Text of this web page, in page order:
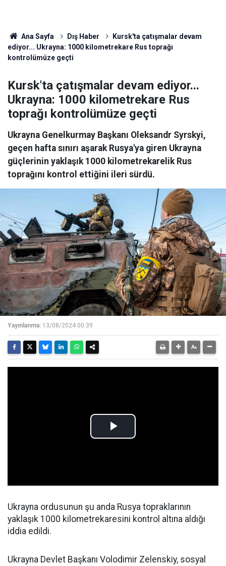
Ana Sayfa Dış Haber
Kursk'ta çatışmalar devam
ediyor... Ukrayna: 1000 kilometrekare Rus toprağı
kontrolümüze geçti
Kursk'ta çatışmalar devam ediyor...
Ukrayna: 1000 kilometrekare Rus
toprağı kontrolümüze geçti
Ukrayna Genelkurmay Başkanı Oleksandr Syrskyi,
geçen hafta sınırı aşarak Rusya'ya giren Ukrayna
güçlerinin yaklaşık 1000 kilometrekarelik Rus
toprağını kontrol ettiğini ileri sürdü.
Yayınlanma: 13/08/2024 00:39
Ukrayna ordusunun şu anda Rusya topraklarının
yaklaşık 1000 kilometrekaresini kontrol altına aldığı
iddia edildi.
Ukrayna Devlet Başkanı Volodimir Zelenskiy, sosyal